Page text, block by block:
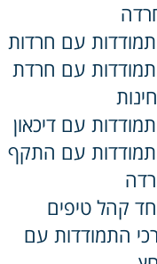
עם חרדות
עם חרדת
עם דיכאון
עם התקף
קהל טיפים
התמודדות עם